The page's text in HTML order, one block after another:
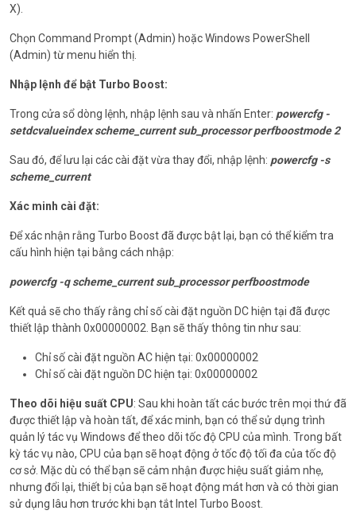
X).
Chọn Command Prompt (Admin) hoặc Windows PowerShell
(Admin) từ menu hiển thị.
Nhập lệnh để bật Turbo Boost:
Trong cửa sổ dòng lệnh, nhập lệnh sau và nhấn Enter: powercfg -
setdcvalueindex scheme_current sub_processor perfboostmode 2
Sau đó, để lưu lại các cài đặt vừa thay đổi, nhập lệnh: powercfg -s
scheme_current
Xác minh cài đặt:
Để xác nhận rằng Turbo Boost đã được bật lại, bạn có thể kiểm tra
cấu hình hiện tại bằng cách nhập:
powercfg -q scheme_current sub_processor perfboostmode
Kết quả sẽ cho thấy rằng chỉ số cài đặt nguồn DC hiện tại đã được
thiết lập thành 0x00000002. Bạn sẽ thấy thông tin như sau:
Chỉ số cài đặt nguồn AC hiện tại: 0x00000002
Chỉ số cài đặt nguồn DC hiện tại: 0x00000002
Theo dõi hiệu suất CPU: Sau khi hoàn tất các bước trên mọi thứ đã
được thiết lập và hoàn tất, để xác minh, bạn có thể sử dụng trình
quản lý tác vụ Windows để theo dõi tốc độ CPU của mình. Trong bất
kỳ tác vụ nào, CPU của bạn sẽ hoạt động ở tốc độ tối đa của tốc độ
cơ sở. Mặc dù có thể bạn sẽ cảm nhận được hiệu suất giảm nhẹ,
nhưng đổi lại, thiết bị của bạn sẽ hoạt động mát hơn và có thời gian
sử dụng lâu hơn trước khi bạn tắt Intel Turbo Boost.